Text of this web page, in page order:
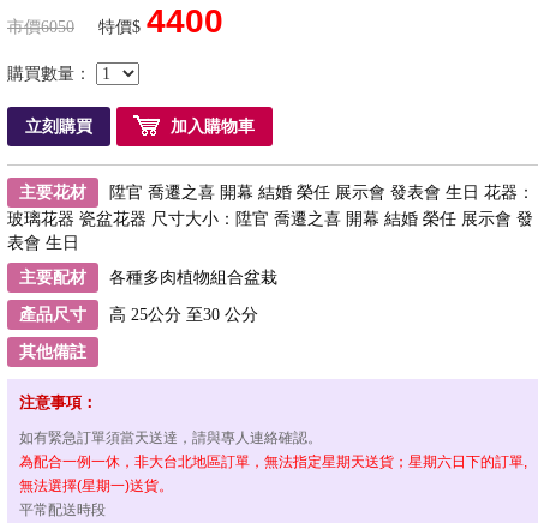
市價6050 特價$ 4400
購買數量：
立刻購買 加入購物車
主要花材
陞官 喬遷之喜 開幕 結婚 榮任 展示會 發表會 生日 花器：
玻璃花器 瓷盆花器 尺寸大小：陞官 喬遷之喜 開幕 結婚 榮任 展示會 發
表會 生日
主要配材
各種多肉植物組合盆栽
產品尺寸 高 25公分 至30 公分
其他備註
注意事項：
如有緊急訂單須當天送達，請與專人連絡確認。
為配合一例一休，非大台北地區訂單，無法指定星期天送貨；星期六日下的訂單,
無法選擇(星期一)送貨。
平常配送時段